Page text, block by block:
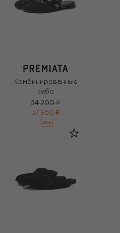
Комбинированные
сабо
54 200 ₽
37 950 ₽
-30%